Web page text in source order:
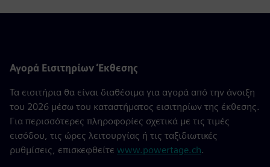
Αγορά Εισιτηρίων Έκθεσης
Τα εισιτήρια θα είναι διαθέσιμα για αγορά από την άνοιξη
του 2026 μέσω του καταστήματος εισιτηρίων της έκθεσης.
Για περισσότερες πληροφορίες σχετικά με τις τιμές
εισόδου, τις ώρες λειτουργίας ή τις ταξιδιωτικές
ρυθμίσεις, επισκεφθείτε www.powertage.ch.